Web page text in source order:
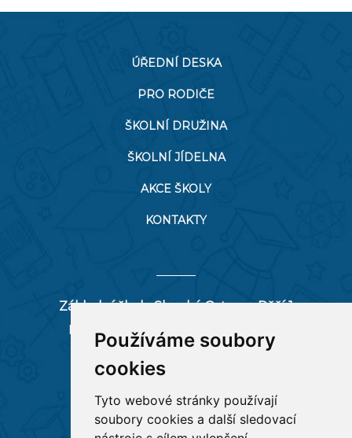
Používáme soubory
cookies
Tyto webové stránky používají
soubory cookies a další sledovací
ÚŘEDNÍ DESKA
PRO RODIČE
ŠKOLNÍ DRUŽINA
ŠKOLNÍ JÍDELNA
AKCE ŠKOLY
KONTAKTY
Základní škola Slezská Ostrava, Pěší 1
Pěší 66/1, 712 00 Ostrava-Muglinov
tel:596 244 880